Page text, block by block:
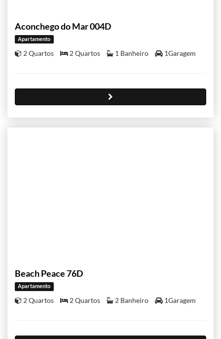
Aconchego do Mar 004D
Apartamento
2 Quartos 2 Quartos 1 Banheiro 1Garagem
Beach Peace 76D
Apartamento
2 Quartos 2 Quartos 2 Banheiro 1Garagem